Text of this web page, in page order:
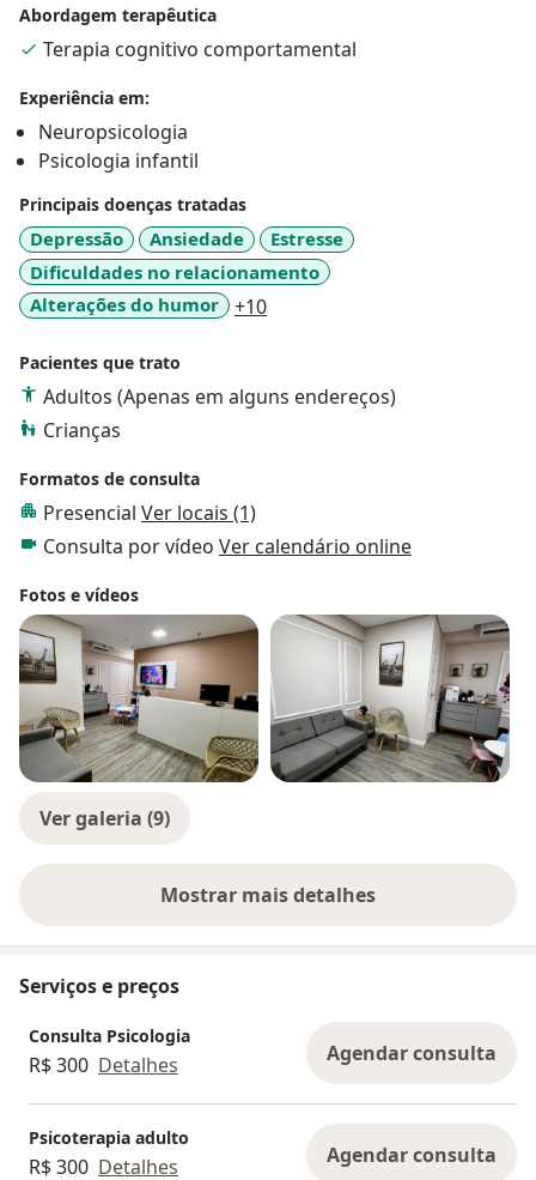
Abordagem terapêutica
Terapia cognitivo comportamental
Experiência em:
Neuropsicologia
Psicologia infantil
Principais doenças tratadas
Depressão Ansiedade
Estresse
Dificuldades no relacionamento
Alterações do humor
+10a11y_sr_more_diseases
Pacientes que trato
Adultos (Apenas em alguns endereços)
Crianças
Formatos de consulta
Presencial Ver locais (1)
Consulta por vídeo Ver calendário online
Fotos e vídeos
Ver galeria (9)
Mostrar mais detalhes
sobre a experiência
Serviços e preços
Consulta Psicologia
R$ 300 Detalhes Agendar consulta
Psicoterapia adulto
R$ 300 Detalhes Agendar consulta